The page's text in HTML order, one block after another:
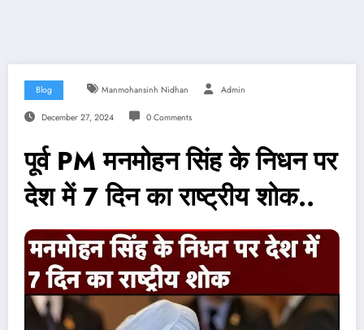
Blog Manmohansinh Nidhan Admin
December 27, 2024 0 Comments
पूर्व PM मनमोहन सिंह के निधन पर
देश में 7 दिन का राष्ट्रीय शोक..